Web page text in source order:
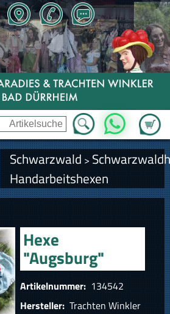
Zum
WhatsApp
Schwarzwald >
Handarbeitshexen
Hexe
"Augsburg"
Artikelnummer: 134542
Hersteller: Trachten Winkler